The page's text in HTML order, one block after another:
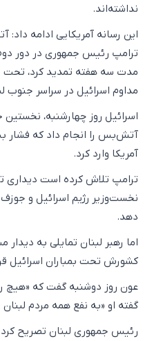
نداشته‌اند.
این رسانه آمریکایی ادامه
ترامپ رئیس جمهوری در دور دوم
مدت سه هفته تمدید کرد، تحت
مداوم اسرائیل در سراسر جنوب
اسرائیل روز چهارشنبه، نخستین
آتش‌بس را انجام داد که فشار
آمریکا وارد کرد.
ترامپ تلاش کرده است دیداری
نخست‌وزیر رژیم اسرائیل و
دهد.
اما رهبر لبنان تمایلی به دیدار
کشورش تحت بمباران اسرائیل
عون روز دوشنبه گفت که «هیچ
گفته او «به نفع همه مردم
رئیس جمهوری لبنان تصریح کرد